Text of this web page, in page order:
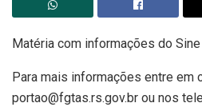
Matéria com informações do
Para mais informações entre em
portao@fgtas.rs.gov.br ou nos